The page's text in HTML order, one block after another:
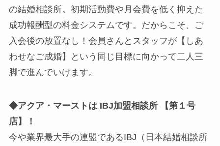
の結婚相談所。初期活動費や月会費を低く抑えた
成功報酬型の料金システムです。だからこそ、ご
入会後の放置なし！会員さんとスタッフが【しあ
わせなご成婚】という同じ目標に向かって二人三
脚で進んでいけます。
◆アクア・マーストは IBJ加盟相談所 【第１号
店】！
今や業界最大手の連盟であるIBJ（日本結婚相談所